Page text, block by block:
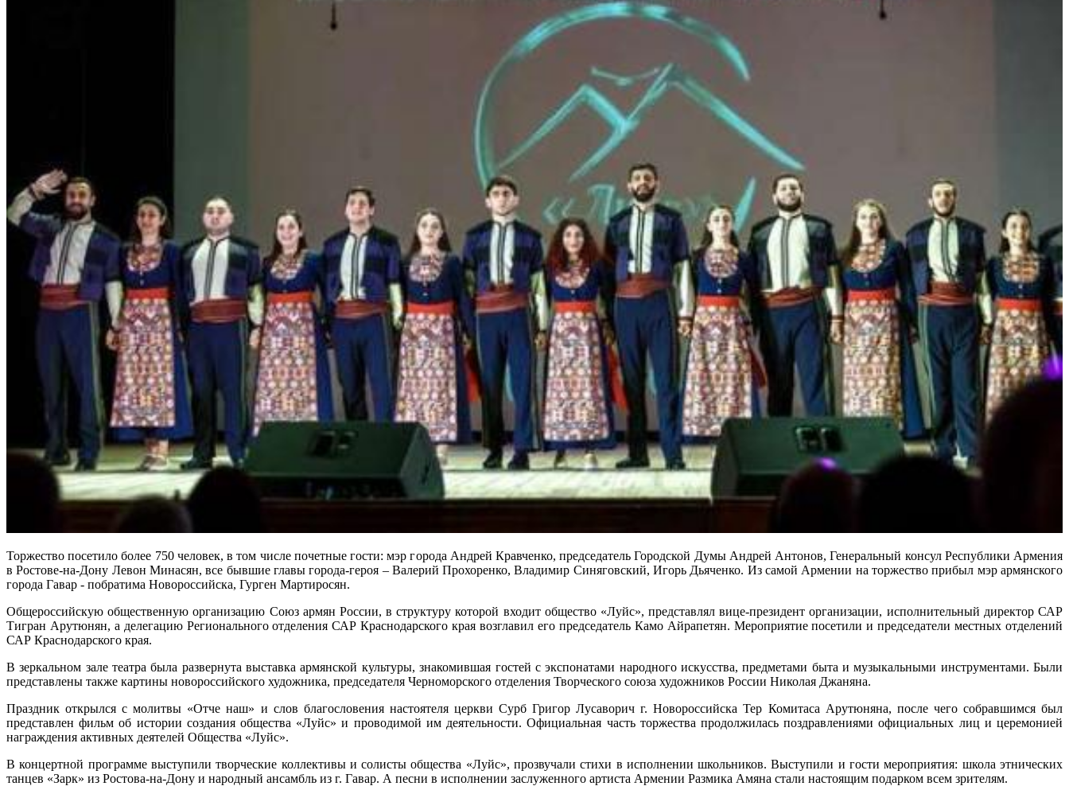
Торжество посетило более 750 человек, в том числе почетные гости: мэр города Андрей Кравченко, председатель Городской Думы Андрей Антонов, Генеральный консул Республики Армения
в Ростове-на-Дону Левон Минасян, все бывшие главы города-героя – Валерий Прохоренко, Владимир Синяговский, Игорь Дьяченко. Из самой Армении на торжество прибыл мэр армянского
города Гавар - побратима Новороссийска, Гурген Мартиросян.
Общероссийскую общественную организацию Союз армян России, в структуру которой входит общество «Луйс», представлял вице-президент организации, исполнительный директор САР
Тигран Арутюнян, а делегацию Регионального отделения САР Краснодарского края возглавил его председатель Камо Айрапетян. Мероприятие посетили и председатели местных отделений
САР Краснодарского края.
В зеркальном зале театра была развернута выставка армянской культуры, знакомившая гостей с экспонатами народного искусства, предметами быта и музыкальными инструментами. Были
представлены также картины новороссийского художника, председателя Черноморского отделения Творческого союза художников России Николая Джаняна.
Праздник открылся с молитвы «Отче наш» и слов благословения настоятеля церкви Сурб Григор Лусаворич г. Новороссийска Тер Комитаса Арутюняна, после чего собравшимся был
представлен фильм об истории создания общества «Луйс» и проводимой им деятельности. Официальная часть торжества продолжилась поздравлениями официальных лиц и церемонией
награждения активных деятелей Общества «Луйс».
В концертной программе выступили творческие коллективы и солисты общества «Луйс», прозвучали стихи в исполнении школьников. Выступили и гости мероприятия: школа этнических
танцев «Зарк» из Ростова-на-Дону и народный ансамбль из г. Гавар. А песни в исполнении заслуженного артиста Армении Размика Амяна стали настоящим подарком всем зрителям.